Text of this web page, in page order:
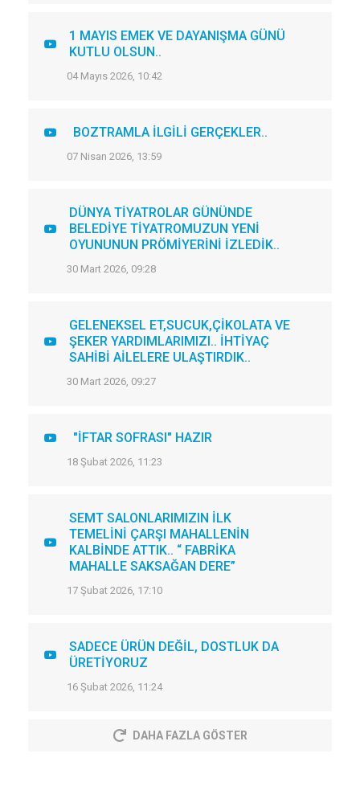
1 MAYIS EMEK VE DAYANIŞMA GÜNÜ
KUTLU OLSUN..
04 Mayıs 2026, 10:42
BOZTRAMLA İLGİLİ GERÇEKLER..
07 Nisan 2026, 13:59
DÜNYA TİYATROLAR GÜNÜNDE
BELEDİYE TİYATROMUZUN YENİ
OYUNUNUN PRÖMİYERİNİ İZLEDİK..
30 Mart 2026, 09:28
GELENEKSEL ET,SUCUK,ÇİKOLATA VE
ŞEKER YARDIMLARIMIZI.. İHTİYAÇ
SAHİBİ AİLELERE ULAŞTIRDIK..
30 Mart 2026, 09:27
"İFTAR SOFRASI" HAZIR
18 Şubat 2026, 11:23
SEMT SALONLARIMIZIN İLK
TEMELİNİ ÇARŞI MAHALLENİN
KALBİNDE ATTIK.. “ FABRİKA
MAHALLE SAKSAĞAN DERE”
17 Şubat 2026, 17:10
SADECE ÜRÜN DEĞİL, DOSTLUK DA
ÜRETİYORUZ
16 Şubat 2026, 11:24
DAHA FAZLA GÖSTER